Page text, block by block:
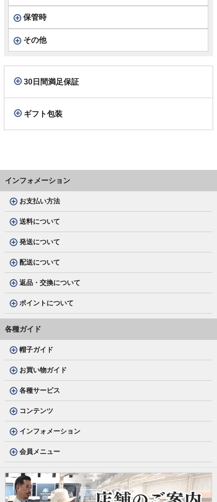
保管時
その他
30日間満足保証
ギフト包装
インフォメーション
お支払い方法
送料について
発送について
配送について
返品・交換について
ポイントについて
各種ガイド
帽子ガイド
お買い物ガイド
各種サービス
コンテンツ
インフォメーション
会員メニュー